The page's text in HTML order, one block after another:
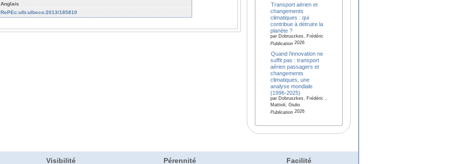
Anglais
RePEc:ulb:ulbeco:2013/185810
Transport aérien et
changements
climatiques : qui
contribue à détruire la
planète ?
par Dobruszkes, Frédéric
Publication2026
Quand l’innovation ne
suffit pas : transport
aérien passagers et
changements
climatiques, une
analyse mondiale
(1996-2025)
par Dobruszkes, Frédéric ,
Mattioli, Giulio
Publication2026
Visibilité Pérennité Facilité